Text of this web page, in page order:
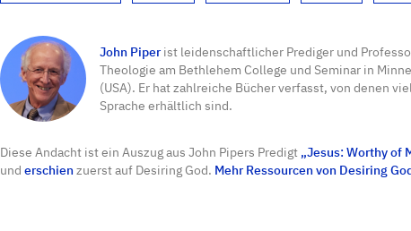
John Piperist leidenschaftlicher Prediger und
Theologie am Bethlehem College und Seminar in
(USA). Er hat zahlreiche Bücher verfasst, von denen
Sprache erhältlich sind.
Diese Andacht ist ein Auszug aus John Pipers Predigt „Jesus: Worthy of
und erschienzuerst auf Desiring God. Mehr Ressourcen von Desiring